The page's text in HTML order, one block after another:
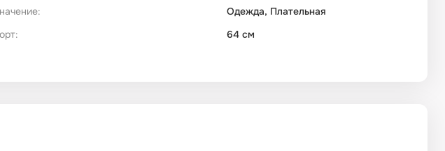
Одежда, Плательная
64 см